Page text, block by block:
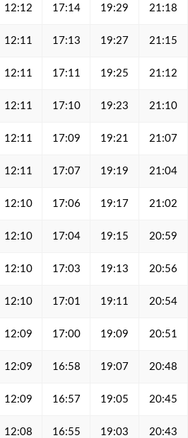
12:12 17:14 19:29 21:18
12:11 17:13 19:27 21:15
12:11 17:11 19:25 21:12
12:11 17:10 19:23 21:10
12:11 17:09 19:21 21:07
12:11 17:07 19:19 21:04
12:10 17:06 19:17 21:02
12:10 17:04 19:15 20:59
12:10 17:03 19:13 20:56
12:10 17:01 19:11 20:54
12:09 17:00 19:09 20:51
12:09 16:58 19:07 20:48
12:09 16:57 19:05 20:45
12:08 16:55 19:03 20:43